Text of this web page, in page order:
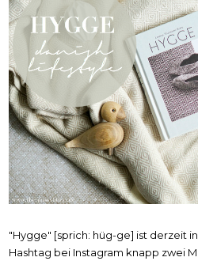
"Hygge" [sprich: hüg-ge] ist derzeit
Hashtag bei Instagram knapp zwei